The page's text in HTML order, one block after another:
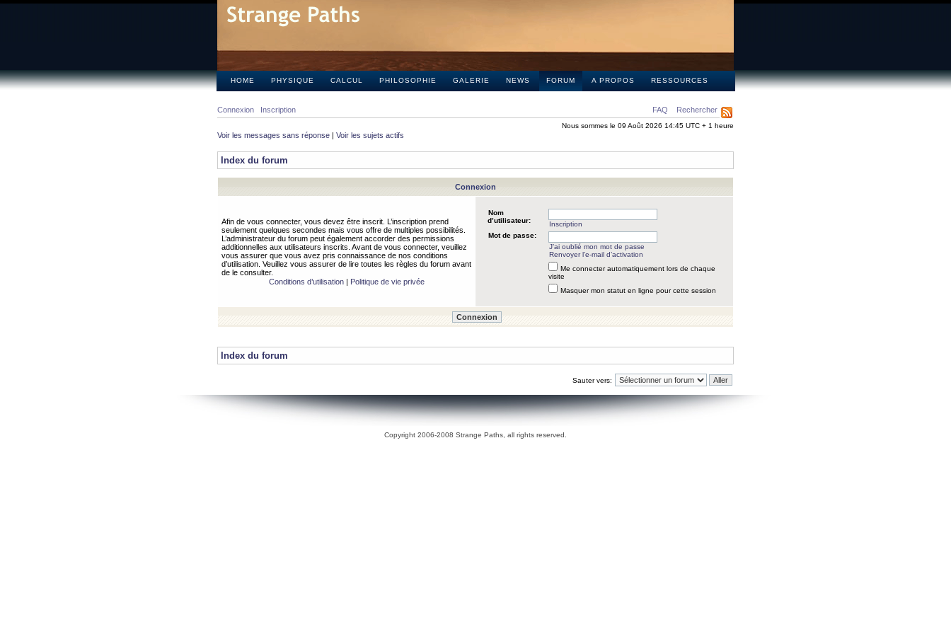
HOME PHYSIQUE CALCUL PHILOSOPHIE GALERIE NEWS FORUM A PROPOS RESSOURCES
FAQ Rechercher
Connexion Inscription
Nous sommes le 09 Août 2026 14:45 UTC + 1 heure
Voir les messages sans réponse | Voir les sujets actifs
Index du forum
Connexion
Afin de vous connecter, vous devez être inscrit. L’inscription prend
seulement quelques secondes mais vous offre de multiples possibilités.
L’administrateur du forum peut également accorder des permissions
additionnelles aux utilisateurs inscrits. Avant de vous connecter, veuillez
vous assurer que vous avez pris connaissance de nos conditions
d’utilisation. Veuillez vous assurer de lire toutes les règles du forum avant
de le consulter.
Conditions d’utilisation| Politique de vie privée
Nom
d’utilisateur:
Inscription
Mot de passe:
J’ai oublié mon mot de passe
Renvoyer l’e-mail d’activation
Me connecter automatiquement lors de chaque
visite
Masquer mon statut en ligne pour cette session
Index du forum
Sauter vers:
Copyright 2006-2008 Strange Paths, all rights reserved.